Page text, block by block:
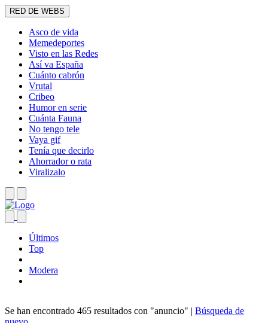
RED DE WEBS
Asco de vida
Memedeportes
Visto en las Redes
Así va España
Cuánto cabrón
Vrutal
Cribeo
Humor en serie
Cuánta Fauna
No tengo tele
Vaya gif
Tenía que decirlo
Ahorrador o rata
Viralizalo
Últimos
Top
Modera
Se han encontrado 465 resultados con "anuncio" | Búsqueda de